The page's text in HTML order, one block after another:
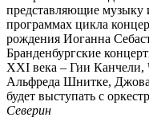
представляющие музыку
программах цикла
рождения Иоганна
Бранденбургские
XXI века – Гии Канчели,
Альфреда Шнитке,
будет выступать с
Северин